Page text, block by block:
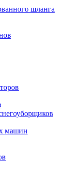
шланга
машин